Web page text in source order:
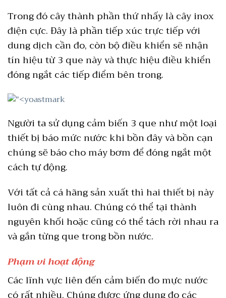
Trong đó cây thành phần thứ nhấy là cây inox
điện cực. Đây là phần tiếp xúc trực tiếp với
dung dịch cần đo, còn bộ điều khiển sẽ nhận
tín hiệu từ 3 que này và thực hiệu điều khiển
đóng ngắt các tiếp điểm bên trong.
Người ta sử dụng cảm biến 3 que như một loại
thiết bị báo mức nước khi bồn đây và bồn cạn
chúng sẽ báo cho máy bơm để đóng ngắt một
cách tự động.
Với tất cả cá hãng sản xuất thì hai thiết bị này
luôn đi cùng nhau. Chúng có thể tại thành
nguyên khối hoặc cũng có thể tách rời nhau ra
và gắn từng que trong bồn nước.
Phạm vi hoạt động
Các lĩnh vực liên đến cảm biến đo mực nước